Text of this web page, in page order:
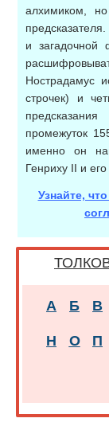
алхимиком,
и загадочной
Нострадамус
строчек) и
промежуток
именно он
Генриху II и
Узнайте,
А Б В
Н О П